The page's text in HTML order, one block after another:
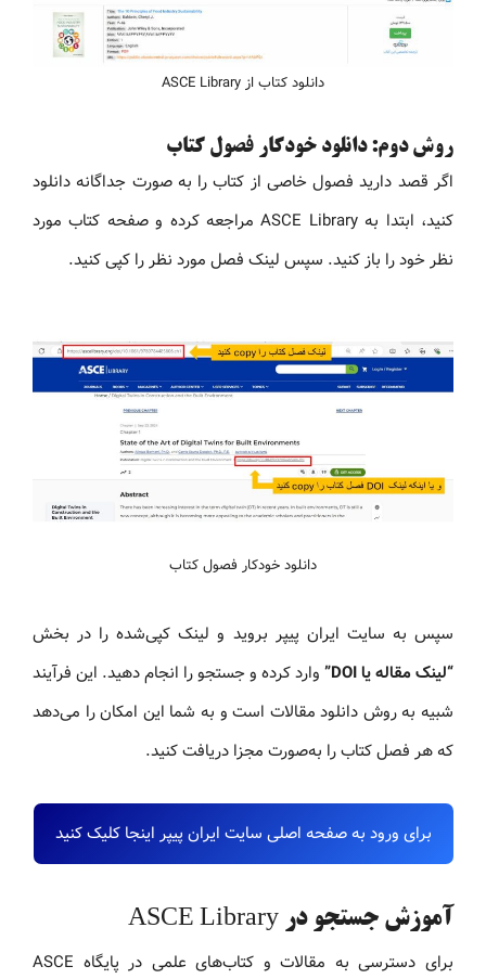
دانلود کتاب از ASCE Library
روش دوم: دانلود خودکار فصول کتاب
اگر قصد دارید فصول خاصی از کتاب را به‌ صورت جداگانه دانلود
کنید، ابتدا به ASCE Library مراجعه کرده و صفحه کتاب مورد
نظر خود را باز کنید. سپس لینک فصل مورد نظر را کپی کنید.
دانلود خودکار فصول کتاب
سپس به سایت ایران پیپر بروید و لینک کپی‌شده را در بخش
“لینک مقاله یا DOI”
وارد کرده و جستجو را انجام دهید. این فرآیند
شبیه به روش دانلود مقالات است و به شما این امکان را می‌دهد
که هر فصل کتاب را به‌صورت مجزا دریافت کنید.
برای ورود به صفحه اصلی سایت ایران پیپر اینجا کلیک کنید
آموزش جستجو در ASCE Library
برای دسترسی به مقالات و کتاب‌های علمی در پایگاه ASCE